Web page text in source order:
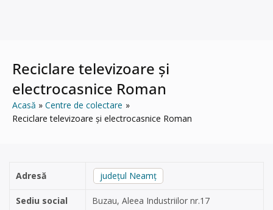
Reciclare televizoare și
electrocasnice Roman
Acasă
Centre de colectare
Reciclare televizoare și electrocasnice Roman
Adresă județul Neamț
Sediu social Buzau, Aleea Industriilor nr.17